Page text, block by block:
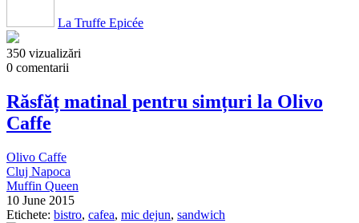
La Truffe Epicée
350 vizualizări
0 comentarii
Răsfăț matinal pentru simțuri la Olivo
Caffe
Olivo Caffe
Cluj Napoca
Muffin Queen
10 June 2015
Etichete: bistro, cafea, mic dejun, sandwich